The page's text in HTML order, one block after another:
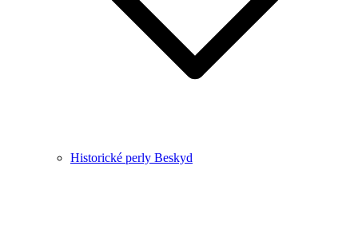
Historické perly Beskyd